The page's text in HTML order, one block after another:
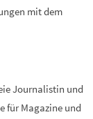
mit dem
Journalistin und
für Magazine und